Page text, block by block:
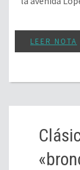
LEER NOTA